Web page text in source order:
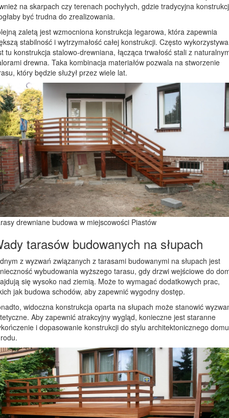
na skarpach czy terenach pochyłych, gdzie tradycyjna
być trudna do zrealizowania.
zaletą jest wzmocniona konstrukcja legarowa, która zapewnia
stabilność i wytrzymałość całej konstrukcji. Często
tu konstrukcja stalowo-drewniana, łącząca trwałość stali z
drewna. Taka kombinacja materiałów pozwala na stworzenie
który będzie służył przez wiele lat.
drewniane budowa w miejscowości Piastów
tarasów budowanych na słupach
z wyzwań związanych z tarasami budowanymi na słupach jest
wybudowania wyższego tarasu, gdy drzwi wejściowe do
się wysoko nad ziemią. Może to wymagać dodatkowych prac,
jak budowa schodów, aby zapewnić wygodny dostęp.
widoczna konstrukcja oparta na słupach może stanowić
Aby zapewnić atrakcyjny wygląd, konieczne jest staranne
i dopasowanie konstrukcji do stylu architektonicznego